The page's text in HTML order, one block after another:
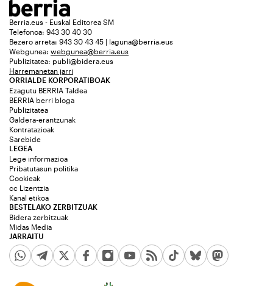
Berria.eus - Euskal Editorea SM
Telefonoa: 943 30 40 30
Bezero arreta: 943 30 43 45 | laguna@berria.eus
Webgunea: webgunea@berria.eus
Publizitatea: publi@bidera.eus
Harremanetan jarri
ORRIALDE KORPORATIBOAK
Ezagutu BERRIA Taldea
BERRIA berri bloga
Publizitatea
Galdera-erantzunak
Kontratazioak
Sarebide
JARRAITU
LEGEA
Lege informazioa
Pribatutasun politika
Cookieak
cc Lizentzia
Kanal etikoa
BESTELAKO ZERBITZUAK
Bidera zerbitzuak
Midas Media